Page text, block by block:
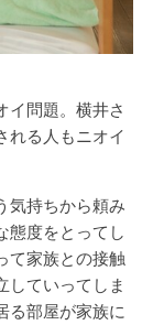
イ問題。横井さ
れる人もニオイ
気持ちから頼み
態度をとってし
て家族との接触
していってしま
る部屋が家族に